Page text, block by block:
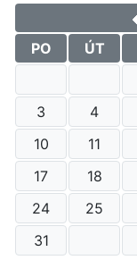
PO
ÚT
3
4
10
11
17
18
24
25
31